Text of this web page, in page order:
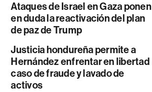
Ataques de Israel en Gaza ponen
en duda la reactivación del plan
de paz de Trump
Justicia hondureña permite a
Hernández enfrentar en libertad
caso de fraude y lavado de
activos